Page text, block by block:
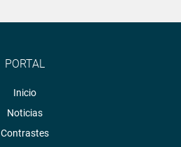
PORTAL
Inicio
Noticias
Contrastes